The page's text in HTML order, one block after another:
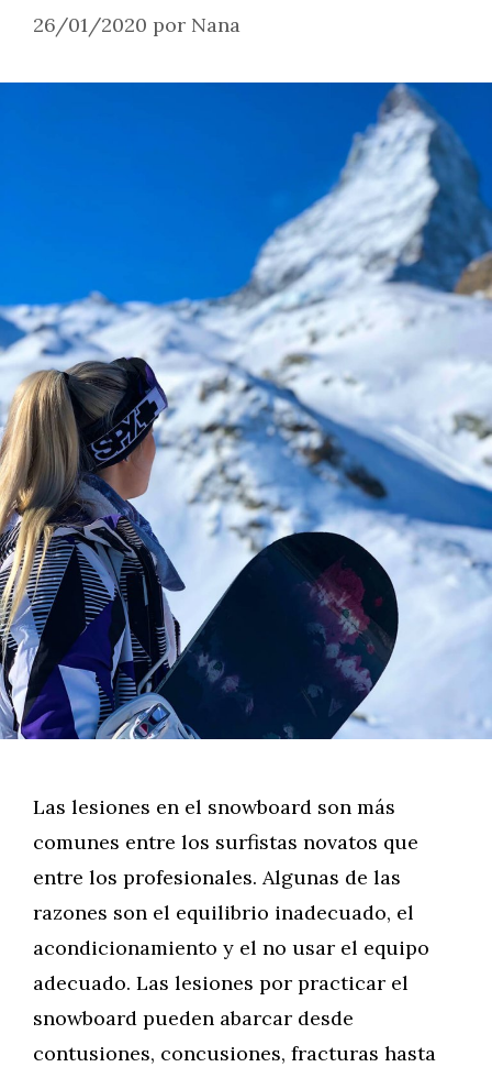
26/01/2020 por Nana
Las lesiones en el snowboard son más
comunes entre los surfistas novatos que
entre los profesionales. Algunas de las
razones son el equilibrio inadecuado, el
acondicionamiento y el no usar el equipo
adecuado. Las lesiones por practicar el
snowboard pueden abarcar desde
contusiones, concusiones, fracturas hasta